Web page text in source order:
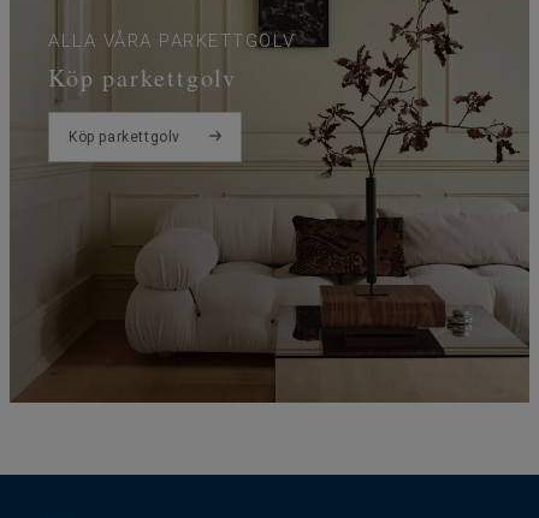
ALLA VÅRA PARKETTGOLV
Köp parkettgolv
Köp parkettgolv